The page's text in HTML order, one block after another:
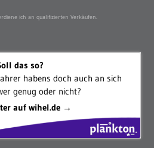
ich an qualifizierten Verkäufen.
das so?
habens doch auch an sich
genug oder nicht?
auf wihel.de →